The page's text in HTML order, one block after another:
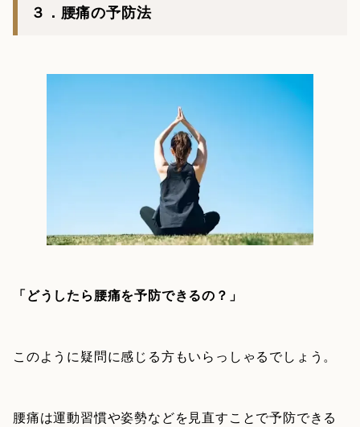
３．腰痛の予防法
「どうしたら腰痛を予防できるの？」
このように疑問に感じる方もいらっしゃるでしょう。
腰痛は運動習慣や姿勢などを見直すことで予防できる